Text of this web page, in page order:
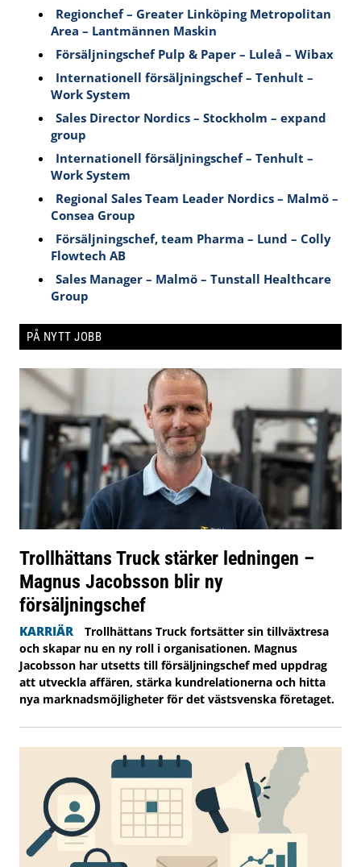
Regionchef – Greater Linköping Metropolitan
Area – Lantmännen Maskin
Försäljningschef Pulp & Paper – Luleå – Wibax
Internationell försäljningschef – Tenhult –
Work System
Sales Director Nordics – Stockholm – expand
group
Internationell försäljningschef – Tenhult –
Work System
Regional Sales Team Leader Nordics – Malmö –
Consea Group
Försäljningschef, team Pharma – Lund – Colly
Flowtech AB
Sales Manager – Malmö – Tunstall Healthcare
Group
PÅ NYTT JOBB
Trollhättans Truck stärker ledningen –
Magnus Jacobsson blir ny
försäljningschef
KARRIÄR
Trollhättans Truck fortsätter sin tillväxtresa
och skapar nu en ny roll i organisationen. Magnus
Jacobsson har utsetts till försäljningschef med uppdrag
att utveckla affären, stärka kundrelationerna och hitta
nya marknadsmöjligheter för det västsvenska företaget.